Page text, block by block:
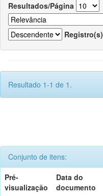
Resultados/Página
Registro(s)
Resultado 1-1 de 1.
Conjunto de itens:
Pré-
visualização
Data do
documento